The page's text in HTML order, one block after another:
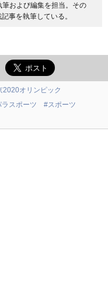
および編集を担当。その
事を執筆している。
2020オリンピック
ラスポーツ
#スポーツ